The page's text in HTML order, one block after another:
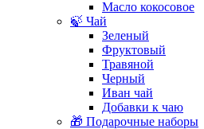
Масло кокосовое
🍃 Чай
Зеленый
Фруктовый
Травяной
Черный
Иван чай
Добавки к чаю
🎁 Подарочные наборы